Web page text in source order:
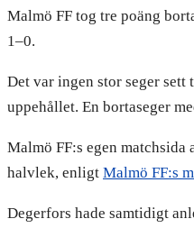
Malmö FF tog tre poäng
1–0.
Det var ingen stor seger
uppehållet. En bortaseger
Malmö FF:s egen
halvlek, enligt Malmö FF:s
Degerfors hade samtidigt